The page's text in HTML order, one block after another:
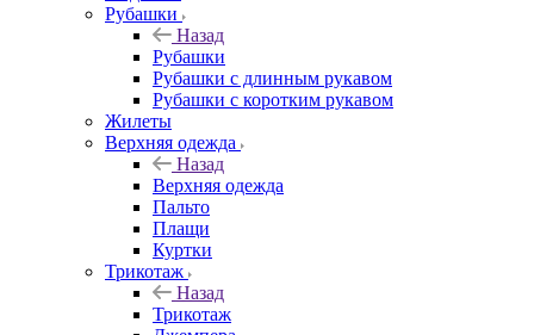
Рубашки
Назад
Рубашки
Рубашки с длинным рукавом
Рубашки с коротким рукавом
Жилеты
Верхняя одежда
Назад
Верхняя одежда
Пальто
Плащи
Куртки
Трикотаж
Назад
Трикотаж